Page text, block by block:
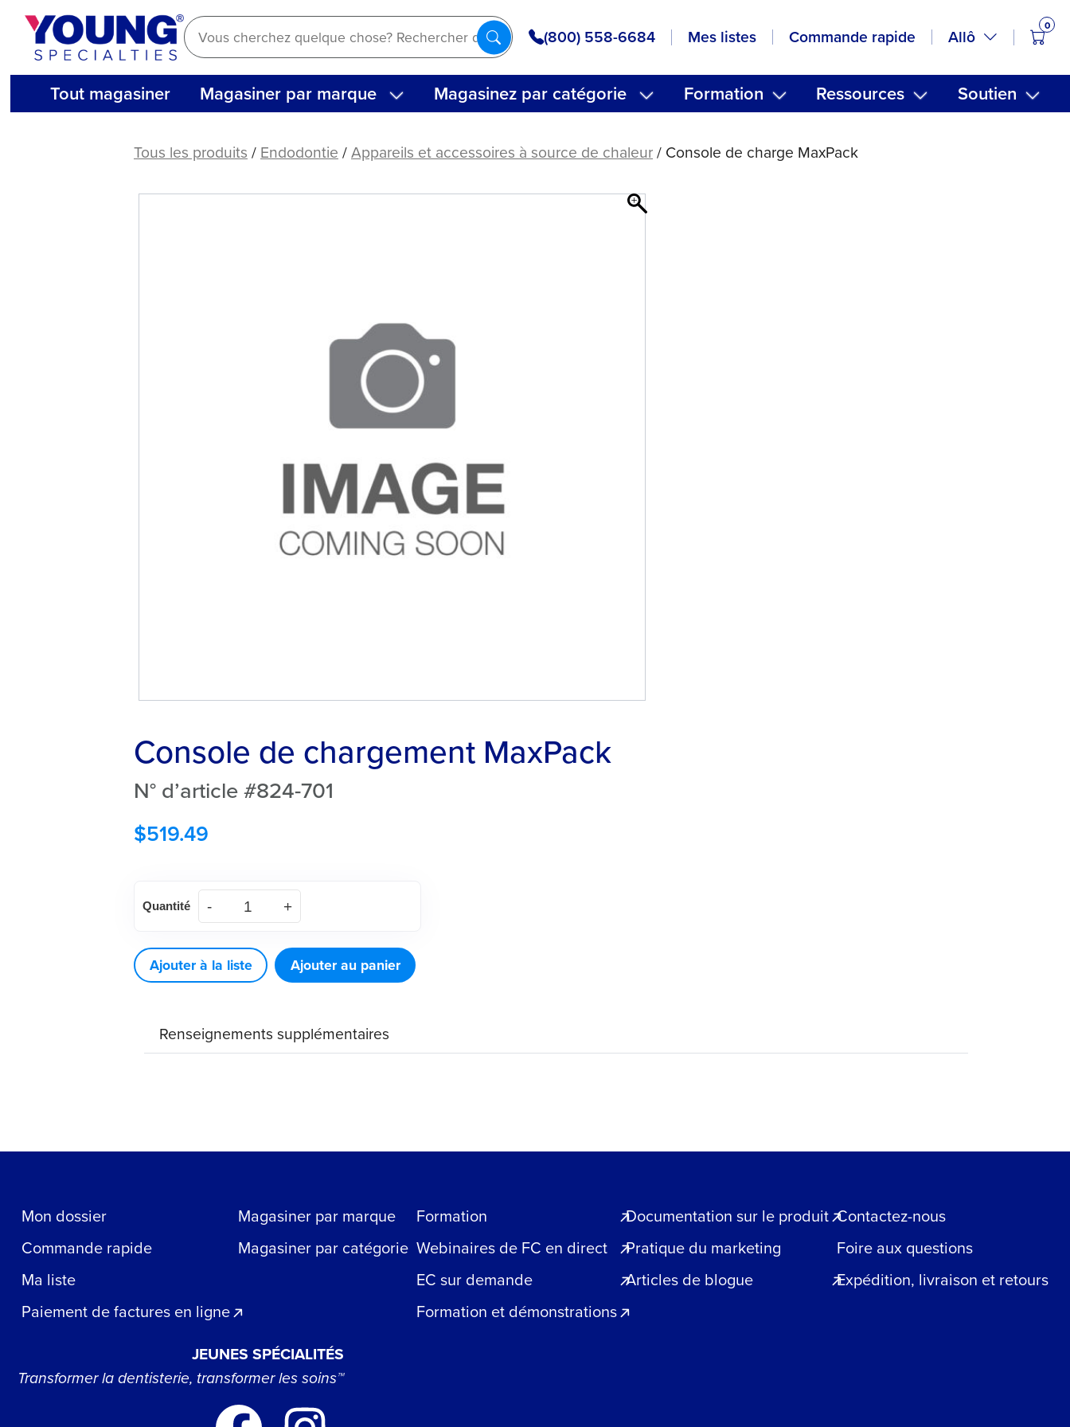
Aller
contenu
(800) 558-6684 Mes listes Commande rapide Allô
0
Tout magasiner Magasiner par marque Magasinez par catégorie Formation Ressources Soutien
MaxPack
Tous les produits / Endodontie /Appareils et accessoires à source de chaleur/ Console de charge MaxPack
Console de chargement MaxPack
N° d’article #824-701
$519.49
de
de
chargement
Quantité
Ajouter à la liste Ajouter au panier
Renseignements supplémentaires
Mon dossier
Commande rapide
Ma liste
Paiement de factures en ligne
Magasiner par marque
Magasiner par catégorie
Formation
Webinaires de FC en direct
EC sur demande
Formation et démonstrations
Documentation sur le produit
Pratique du marketing
Articles de blogue
Contactez-nous
Foire aux questions
Expédition, livraison et retours
JEUNES SPÉCIALITÉS
Transformer la dentisterie, transformer les soins™